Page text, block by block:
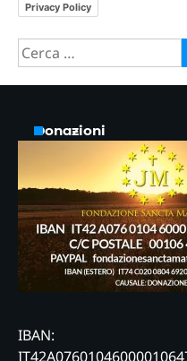
Privacy Policy
Ricerca
per:
Donazioni
IBAN: